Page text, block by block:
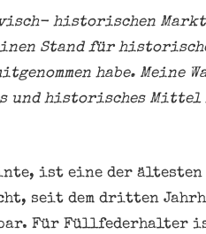
historischen
einen Stand für
habe. Meine
historisches Mittel
ist eine der ältesten
seit dem dritten
Für